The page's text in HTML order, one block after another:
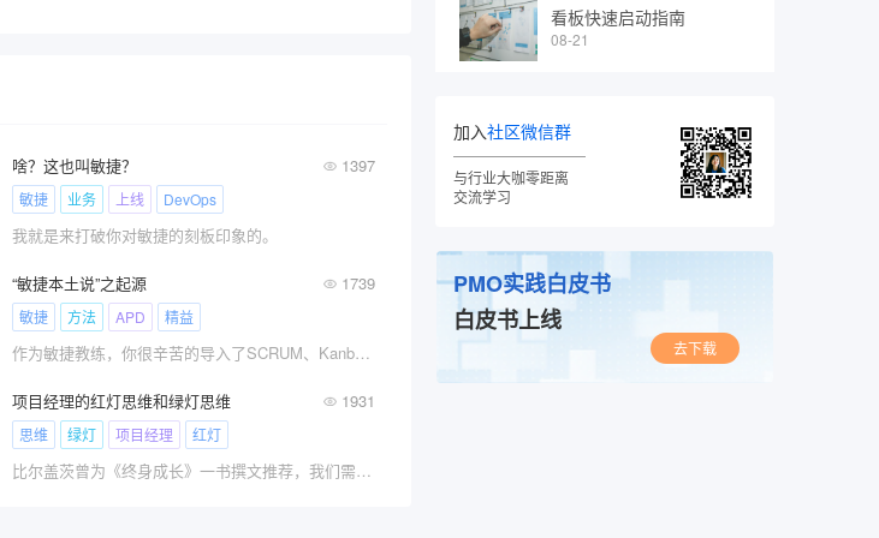
啥？这也叫敏捷？ 1397
敏捷 业务 上线 DevOps
我就是来打破你对敏捷的刻板印象的。
“敏捷本土说”之起源 1739
敏捷 方法 APD 精益
作为敏捷教练，你很辛苦的导入了SCRUM、Kanban、SAFe等等业界系统化的方法，可是敏捷改进依然没有成效？该怎么办？请看本文。
项目经理的红灯思维和绿灯思维 1931
思维 绿灯 项目经理 红灯
比尔盖茨曾为《终身成长》一书撰文推荐，我们需要用发展眼光看待自身与世界。
看板快速启动指南
08-21
加入社区微信群
与行业大咖零距离
交流学习
PMO实践白皮书
白皮书上线
去下载